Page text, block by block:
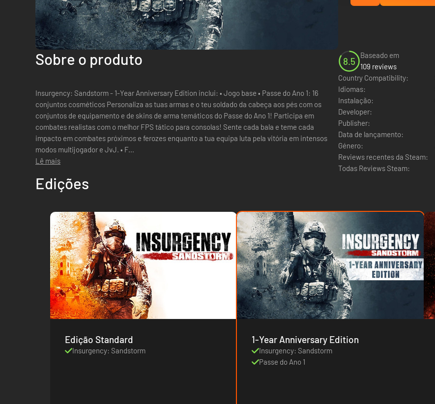
Sobre o produto
Insurgency: Sandstorm - 1-Year Anniversary Edition inclui: • Jogo base • Passe do Ano 1: 16
conjuntos cosméticos Personaliza as tuas armas e o teu soldado da cabeça aos pés com os
conjuntos de equipamento e de skins de arma temáticos do Passe do Ano 1! Participa em
combates realistas com o melhor FPS tático para consolas! Sente cada bala e teme cada
impacto em combates próximos e ferozes enquanto a tua equipa luta pela vitória em intensos
modos multijogador e JvJ. • F...
Lê mais
8.5
Baseado em
109 reviews
Country Compatibility:
Idiomas:
Instalação:
Developer:
Publisher:
Data de lançamento:
Género:
Reviews recentes da Steam:
Todas Reviews Steam:
Edições
Edição Standard
Insurgency: Sandstorm
1-Year Anniversary Edition
Insurgency: Sandstorm
Passe do Ano 1